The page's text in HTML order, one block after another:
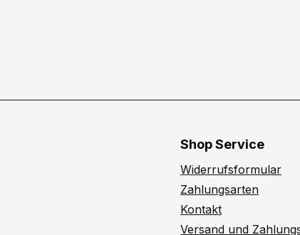
Shop Service
Widerrufsformular
Zahlungsarten
Kontakt
Versand und